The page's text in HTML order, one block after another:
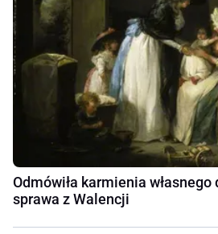
Odmówiła karmienia własnego
sprawa z Walencji